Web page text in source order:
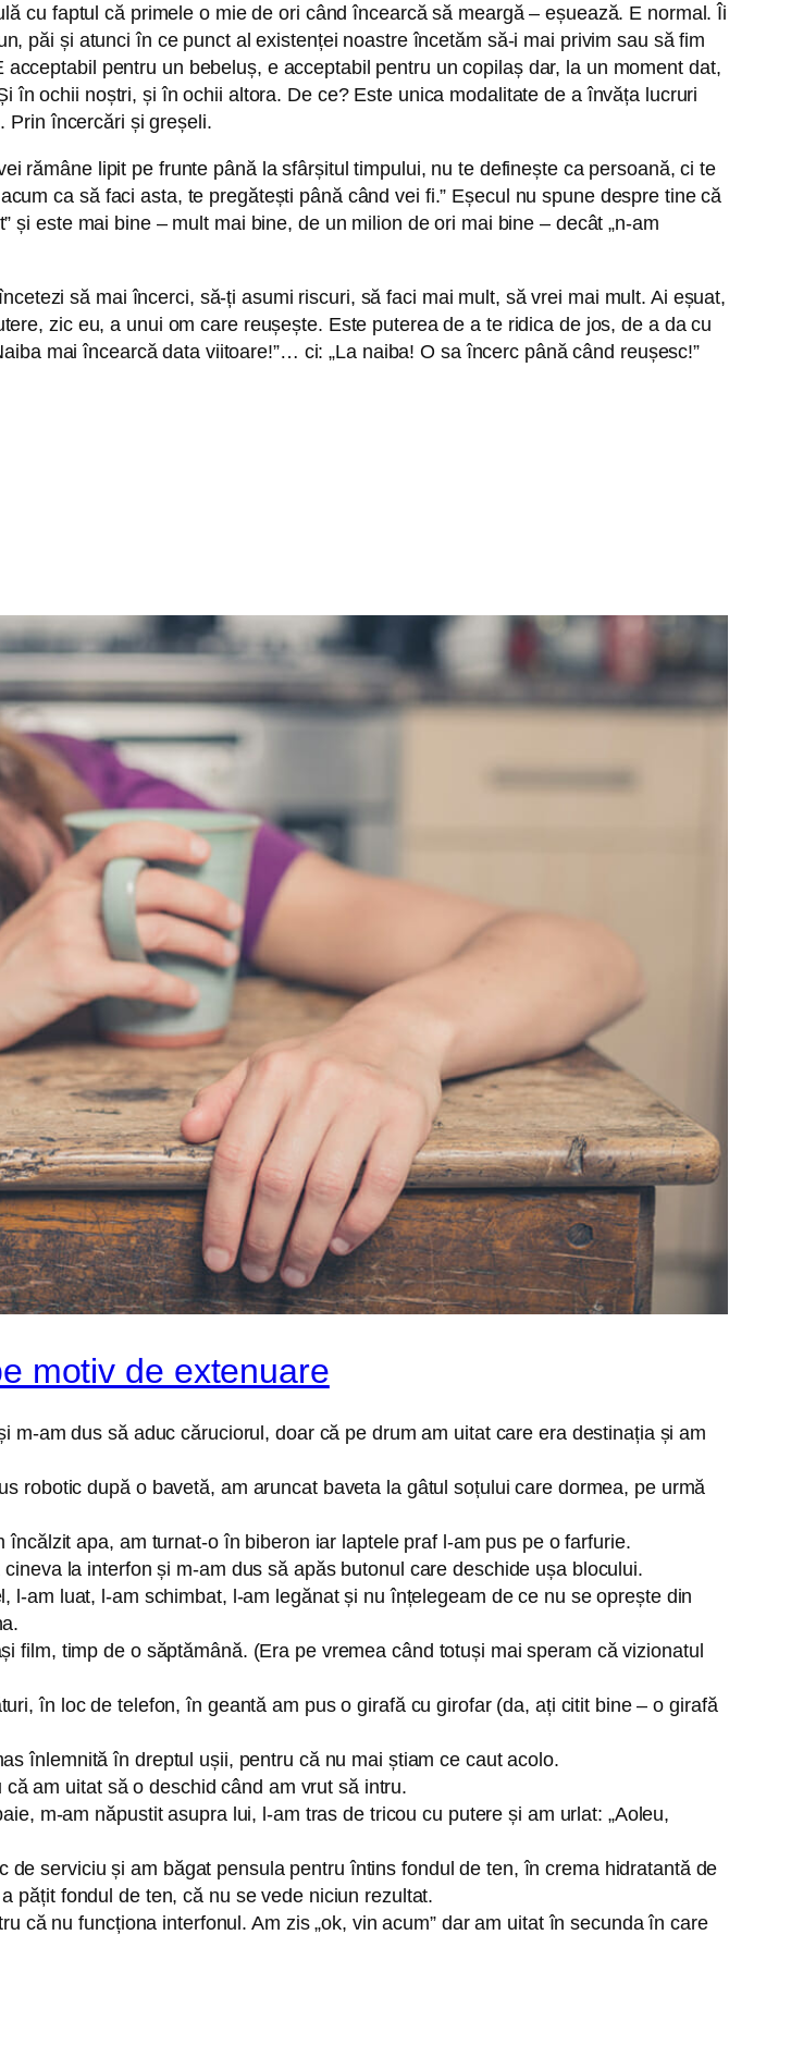
cu faptul că primele o mie de ori când încearcă să meargă – eșuează. E normal. Îi
păi și atunci în ce punct al existenței noastre încetăm să-i mai privim sau să fim
pentru un bebeluș, e acceptabil pentru un copilaș dar, la un moment dat,
ochii noștri, și în ochii altora. De ce? Este unica modalitate de a învăța lucruri
Prin încercări și greșeli.
rămâne lipit pe frunte până la sfârșitul timpului, nu te definește ca persoană, ci te
ca să faci asta, te pregătești până când vei fi.” Eșecul nu spune despre tine că
este mai bine – mult mai bine, de un milion de ori mai bine – decât „n-am
să mai încerci, să-ți asumi riscuri, să faci mai mult, să vrei mai mult. Ai eșuat,
zic eu, a unui om care reușește. Este puterea de a te ridica de jos, de a da cu
mai încearcă data viitoare!”… ci: „La naiba! O sa încerc până când reușesc!”
motiv de extenuare
am dus să aduc căruciorul, doar că pe drum am uitat care era destinația și am
robotic după o bavetă, am aruncat baveta la gâtul soțului care dormea, pe urmă
apa, am turnat-o în biberon iar laptele praf l-am pus pe o farfurie.
la interfon și m-am dus să apăs butonul care deschide ușa blocului.
am luat, l-am schimbat, l-am legănat și nu înțelegeam de ce nu se oprește din
film, timp de o săptămână. (Era pe vremea când totuși mai speram că vizionatul
în loc de telefon, în geantă am pus o girafă cu girofar (da, ați citit bine – o girafă
înlemnită în dreptul ușii, pentru că nu mai știam ce caut acolo.
am uitat să o deschid când am vrut să intru.
m-am năpustit asupra lui, l-am tras de tricou cu putere și am urlat: „Aoleu,
serviciu și am băgat pensula pentru întins fondul de ten, în crema hidratantă de
pățit fondul de ten, că nu se vede niciun rezultat.
că nu funcționa interfonul. Am zis „ok, vin acum” dar am uitat în secunda în care